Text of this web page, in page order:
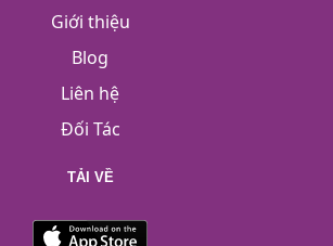
Giới thiệu
Blog
Liên hệ
Đối Tác
TẢI VỀ